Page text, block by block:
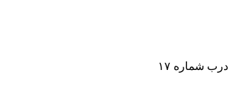
شماره ۱۷